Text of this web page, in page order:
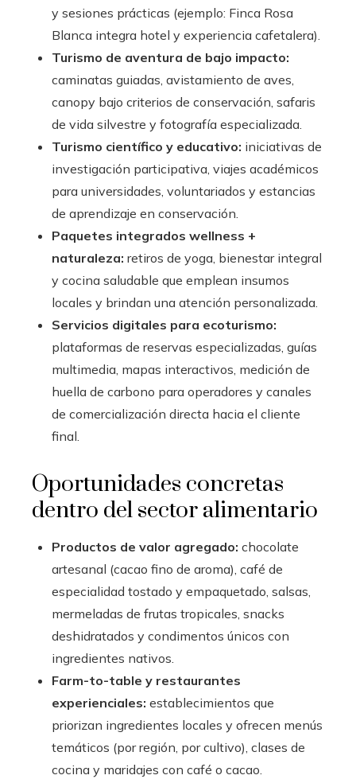
y sesiones prácticas (ejemplo: Finca Rosa
Blanca integra hotel y experiencia cafetalera).
Turismo de aventura de bajo impacto:
caminatas guiadas, avistamiento de aves,
canopy bajo criterios de conservación, safaris
de vida silvestre y fotografía especializada.
Turismo científico y educativo: iniciativas de
investigación participativa, viajes académicos
para universidades, voluntariados y estancias
de aprendizaje en conservación.
Paquetes integrados wellness +
naturaleza: retiros de yoga, bienestar integral
y cocina saludable que emplean insumos
locales y brindan una atención personalizada.
Servicios digitales para ecoturismo:
plataformas de reservas especializadas, guías
multimedia, mapas interactivos, medición de
huella de carbono para operadores y canales
de comercialización directa hacia el cliente
final.
Oportunidades concretas
dentro del sector alimentario
Productos de valor agregado: chocolate
artesanal (cacao fino de aroma), café de
especialidad tostado y empaquetado, salsas,
mermeladas de frutas tropicales, snacks
deshidratados y condimentos únicos con
ingredientes nativos.
Farm-to-table y restaurantes
experienciales: establecimientos que
priorizan ingredientes locales y ofrecen menús
temáticos (por región, por cultivo), clases de
cocina y maridajes con café o cacao.